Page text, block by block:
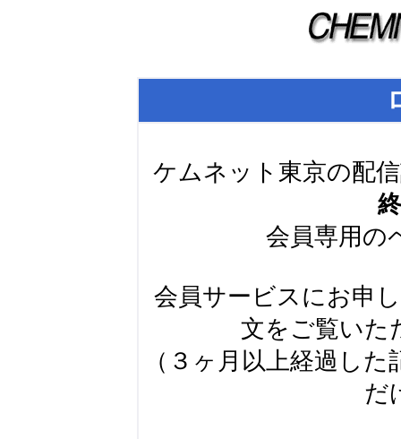
ケムネット東京の配
会員専用の
会員サービスにお申
文をご覧いた
（３ヶ月以上経過し
だ